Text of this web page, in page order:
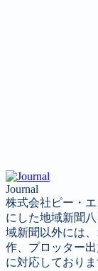
Journal
株式会社ピー・
にした地域新聞
域新聞以外には
作、プロッター
に対応しておりま